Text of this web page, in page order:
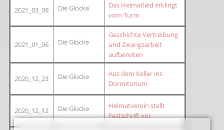
2021_03_09 Die Glocke
Das Heimatlied erklingt
vom Turm
2021_01_06 Die Glocke
Geschichte Vertreibung
und Zwangsarbeit
aufbereiten
2020_12_23 Die Glocke
Aus dem Keller ins
Dormitorium
2020_12_12 Die Glocke
Heimatverein stellt
Festschrift vor